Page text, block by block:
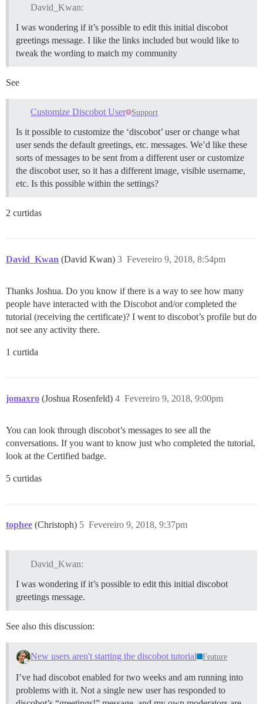
David_Kwan:
I was wondering if it’s possible to edit this initial discobot
greetings message. I like the links included but would like to
tweak the wording to match my community
See
Customize Discobot User Support
Is it possible to customize the ‘discobot’ user or change what
user sends the default greetings, etc. messages. We’d like these
sorts of messages to be sent from a different user or customize
the discobot user, so it has a different image, visible username,
etc. Is this possible within the settings?
2 curtidas
David_Kwan (David Kwan) Fevereiro 9, 2018, 8:54pm
3
Thanks Joshua. Do you know if there is a way to see how many
people have interacted with the Discobot and/or completed the
tutorial (receiving the certificate)? I went to discobot’s profile but do
not see any activity there.
1 curtida
jomaxro (Joshua Rosenfeld) Fevereiro 9, 2018, 9:00pm
4
You can look through discobot’s messages to see all the
conversations. If you want to know just who completed the tutorial,
look at the Certified badge.
5 curtidas
tophee (Christoph) Fevereiro 9, 2018, 9:37pm
5
David_Kwan:
I was wondering if it’s possible to edit this initial discobot
greetings message.
See also this discussion:
New users aren't starting the discobot tutorial Feature
I’ve had discobot enabled for two weeks and am running into
problems with it. Not a single new user has responded to